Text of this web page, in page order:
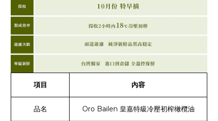
項目 內容
品名 Oro Bailen 皇嘉特級冷壓初榨橄欖油